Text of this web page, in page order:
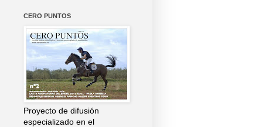
CERO PUNTOS
Proyecto de difusión
especializado en el